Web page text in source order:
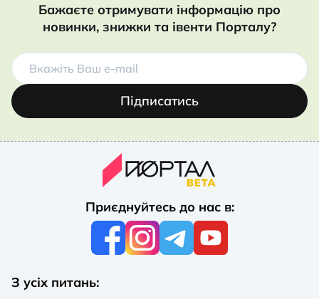
Бажаєте отримувати інформацію про
новинки, знижки та івенти Порталу?
Підписатись
Приєднуйтесь до нас в:
З усіх питань: